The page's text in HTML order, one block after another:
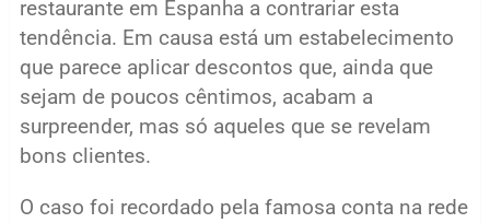
restaurante em Espanha a contrariar esta
tendência. Em causa está um estabelecimento
que parece aplicar descontos que, ainda que
sejam de poucos cêntimos, acabam a
surpreender, mas só aqueles que se revelam
bons clientes.
O caso foi recordado pela famosa conta na rede